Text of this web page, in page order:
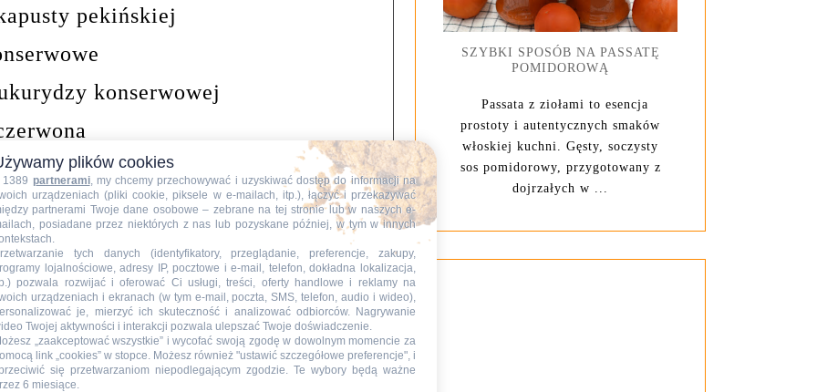
pekińskiej
konserwowej
pikantnego
gyros
SZYBKI SPOSÓB NA PASSATĘ
POMIDOROWĄ
Passata z ziołami to esencja
prostoty i autentycznych smaków
włoskiej kuchni. Gęsty, soczysty
sos pomidorowy, przygotowany z
dojrzałych w ...
plików cookies
1389 partnerami, my chcemy przechowywać i uzyskiwać dostęp do informacji na
urządzeniach (pliki cookie, piksele w e-mailach, itp.), łączyć i przekazywać
partnerami Twoje dane osobowe – zebrane na tej stronie lub w naszych e-
posiadane przez niektórych z nas lub pozyskane później, w tym w innych
tych danych (identyfikatory, przeglądanie, preferencje, zakupy,
lojalnościowe, adresy IP, pocztowe i e-mail, telefon, dokładna lokalizacja,
pozwala rozwijać i oferować Ci usługi, treści, oferty handlowe i reklamy na
urządzeniach i ekranach (w tym e-mail, poczta, SMS, telefon, audio i wideo),
je, mierzyć ich skuteczność i analizować odbiorców. Nagrywanie
Twojej aktywności i interakcji pozwala ulepszać Twoje doświadczenie.
„zaakceptować wszystkie” i wycofać swoją zgodę w dowolnym momencie za
link „cookies” w stopce. Możesz również "ustawić szczegółowe preferencje", i
się przetwarzaniom niepodlegającym zgodzie. Te wybory będą ważne
6 miesiące.